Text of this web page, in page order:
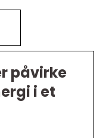
påvirke
i et